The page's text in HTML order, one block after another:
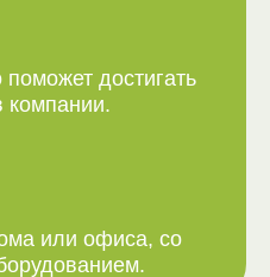
достигать
компании.
или офиса, со